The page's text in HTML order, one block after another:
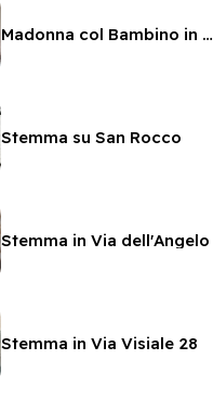
Madonna col Bambino in gloria tra Santi in San Pietro
Stemma su San Rocco
Stemma in Via dell'Angelo
Stemma in Via Visiale 28